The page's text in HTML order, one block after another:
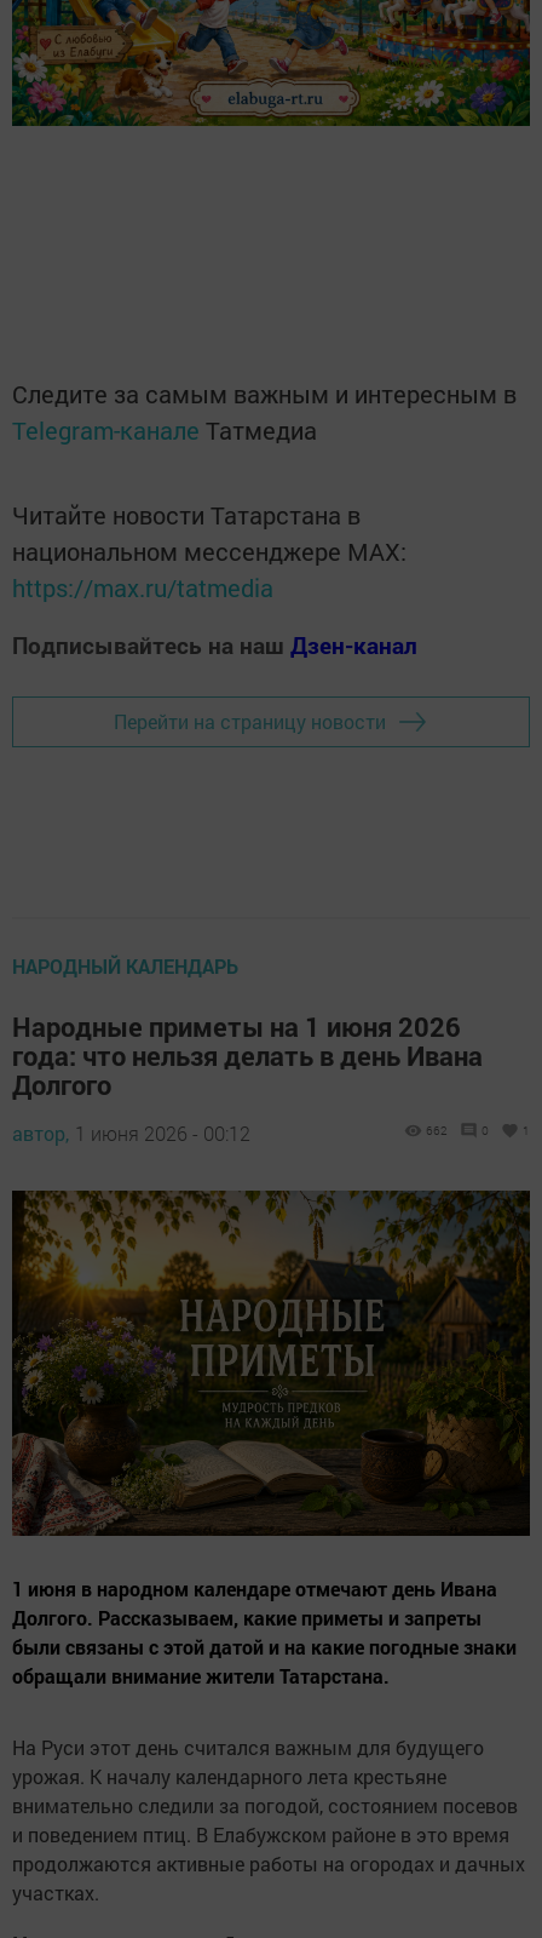
Следите за самым важным и интересным в
Telegram-канале Татмедиа
Читайте новости Татарстана в
национальном мессенджере MАХ:
https://max.ru/tatmedia
Подписывайтесь на наш Дзен-канал
Перейти на страницу новости
НАРОДНЫЙ КАЛЕНДАРЬ
Народные приметы на 1 июня 2026
года: что нельзя делать в день Ивана
Долгого
автор, 1 июня 2026 - 00:12 662 0 1
1 июня в народном календаре отмечают день Ивана
Долгого. Рассказываем, какие приметы и запреты
были связаны с этой датой и на какие погодные знаки
обращали внимание жители Татарстана.
На Руси этот день считался важным для будущего
урожая. К началу календарного лета крестьяне
внимательно следили за погодой, состоянием посевов
и поведением птиц. В Елабужском районе в это время
продолжаются активные работы на огородах и дачных
участках.